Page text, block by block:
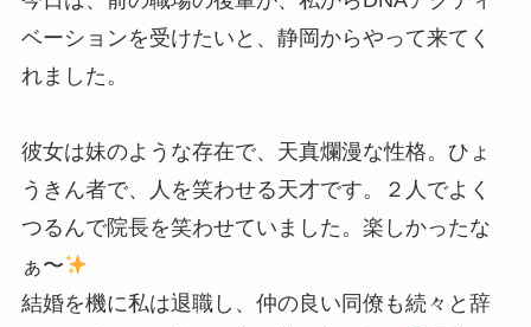
ベーションを受けたいと、静岡からやって来てく
れました。
彼女は妹のような存在で、天真爛漫な性格。ひょ
うきん者で、人を笑わせる天才です。２人でよく
つるんで院長を笑わせていました。楽しかったな
ぁ〜
結婚を機に私は退職し、仲の良い同僚も続々と辞